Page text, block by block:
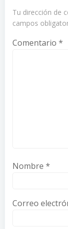
Tu dirección de
campos
Comentario *
Nombre *
Correo